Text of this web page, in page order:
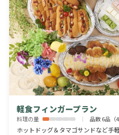
軽食フィンガープラン
料理の量 品数 6品（4
ホットドッグ＆タマゴサンドなど手